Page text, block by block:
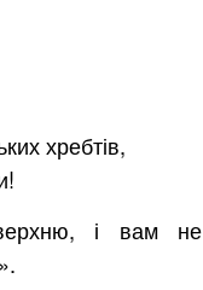
хребтів,
і вам не